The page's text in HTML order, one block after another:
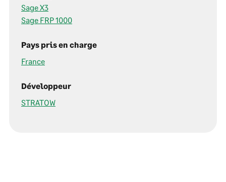
Sage X3
Sage FRP 1000
Pays pris en charge
France
Développeur
STRATOW